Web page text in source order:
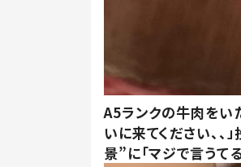
A5ランクの牛肉をい
いに来てください、、
景”に「マジで言うて